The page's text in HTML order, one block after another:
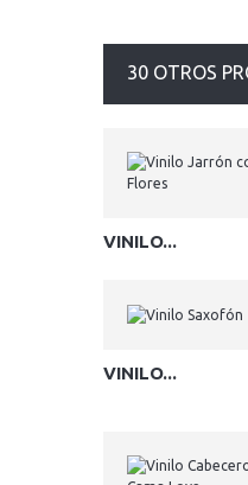
30 OTROS
VINILO...
VINILO...